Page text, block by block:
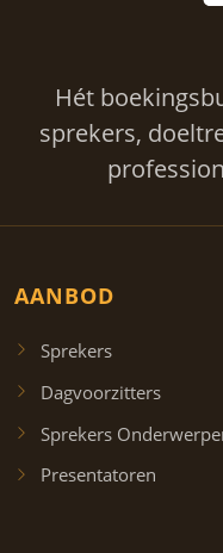
Hét
sprekers,
AANBOD
Sprekers
Dagvoorzitters
Sprekers
Presentatoren